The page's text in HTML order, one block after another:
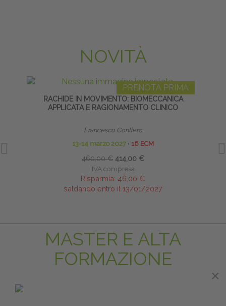
NOVITÀ
PRENOTA PRIMA
RACHIDE IN MOVIMENTO: BIOMECCANICA
APPLICATA E RAGIONAMENTO CLINICO
Francesco Contiero
13-14 marzo 2027 ∙ 16 ECM
460,00 € 414,00 €
IVA compresa
Risparmia: 46,00 €
saldando entro il 13/01/2027
MASTER E ALTA
FORMAZIONE
×
×